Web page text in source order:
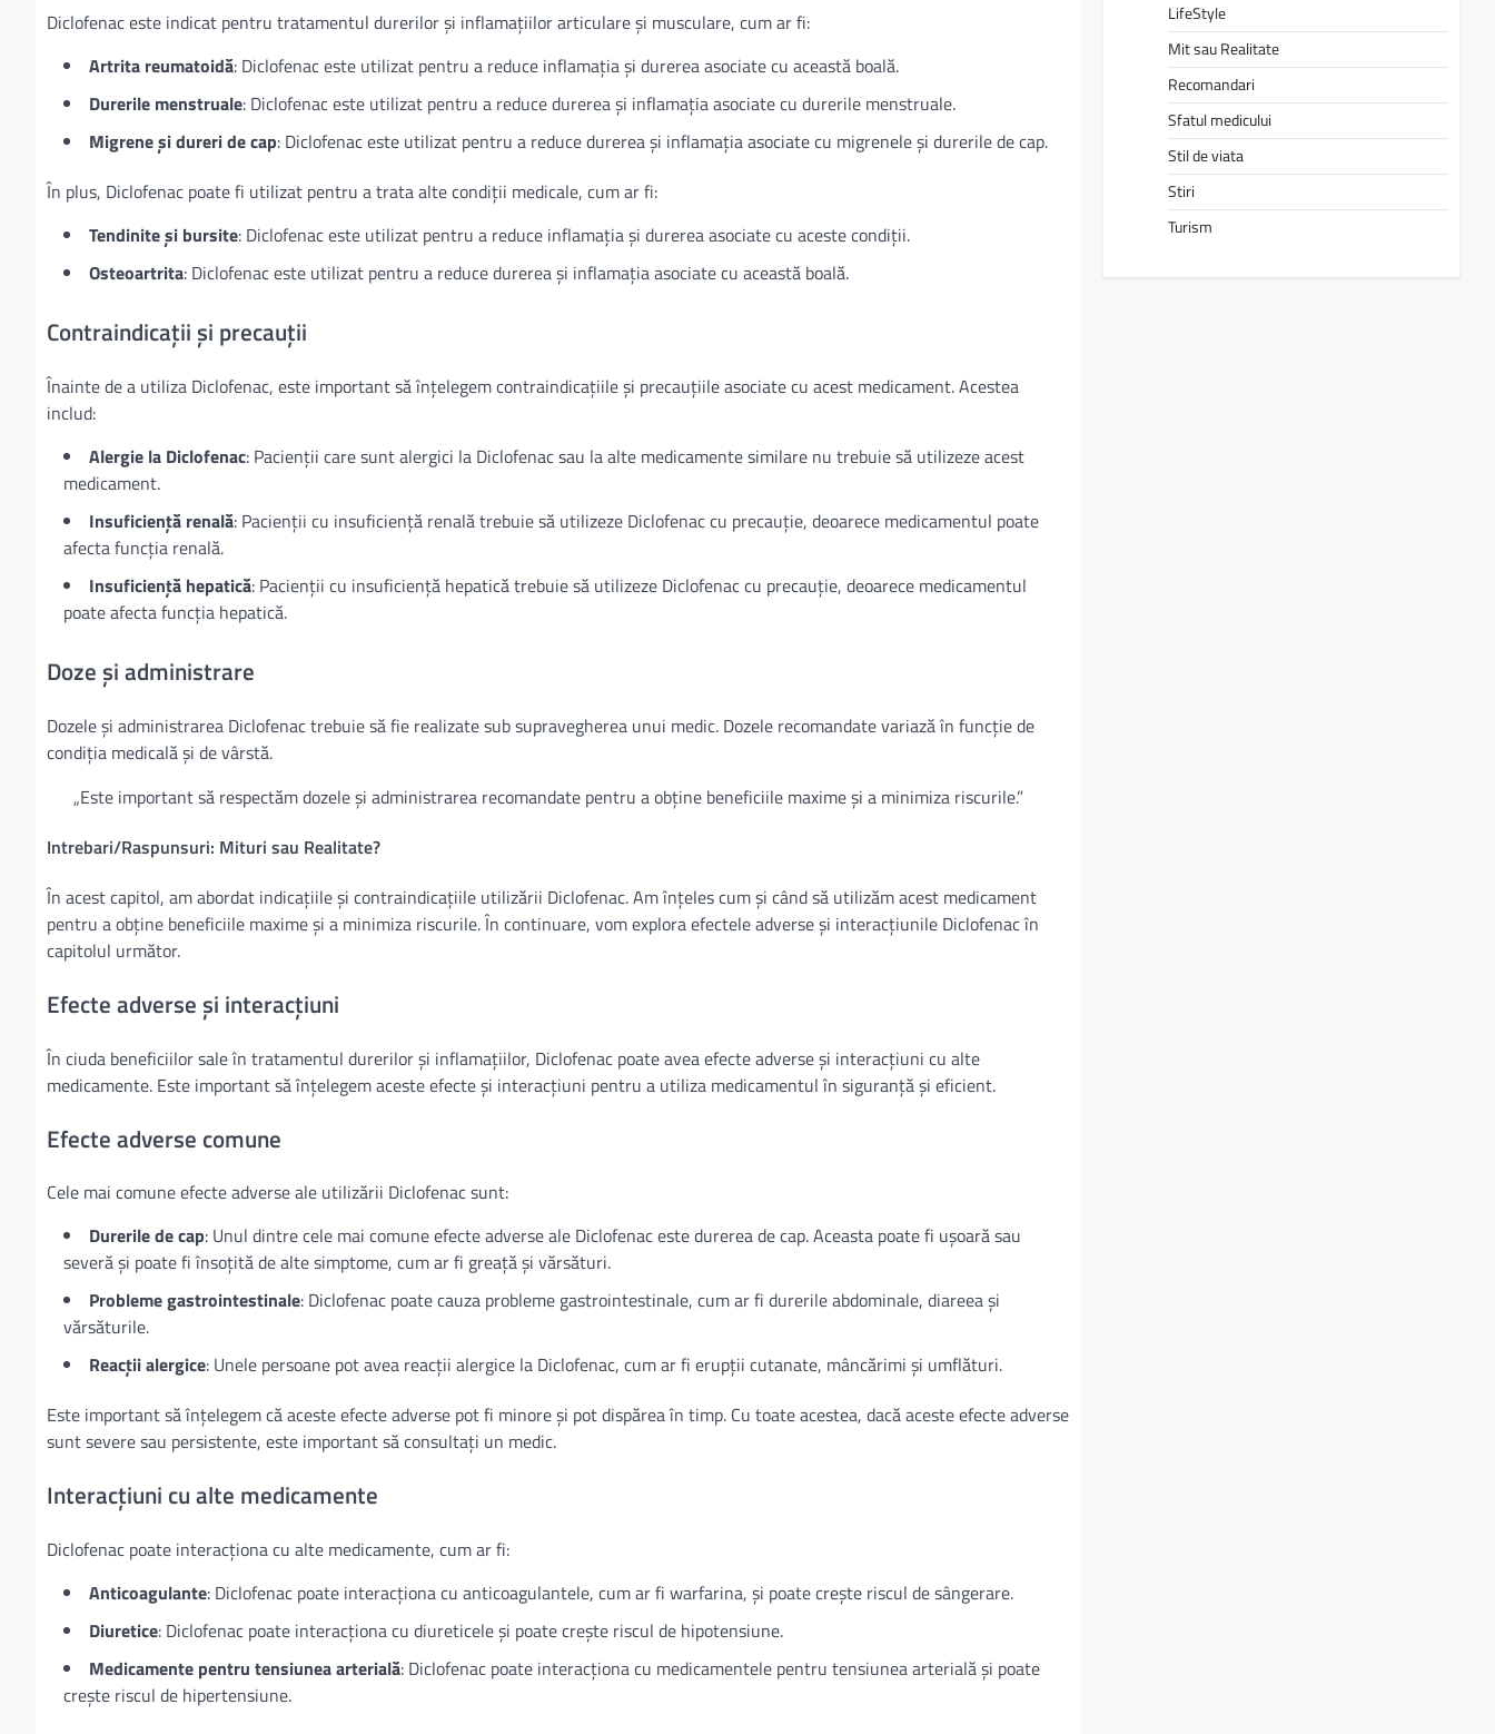
Diclofenac este indicat pentru tratamentul durerilor și inflamațiilor articulare și musculare, cum ar fi:
Artrita reumatoidă: Diclofenac este utilizat pentru a reduce inflamația și durerea asociate cu această boală.
Durerile menstruale: Diclofenac este utilizat pentru a reduce durerea și inflamația asociate cu durerile menstruale.
Migrene și dureri de cap: Diclofenac este utilizat pentru a reduce durerea și inflamația asociate cu migrenele și durerile de cap.
În plus, Diclofenac poate fi utilizat pentru a trata alte condiții medicale, cum ar fi:
Tendinite și bursite: Diclofenac este utilizat pentru a reduce inflamația și durerea asociate cu aceste condiții.
Osteoartrita: Diclofenac este utilizat pentru a reduce durerea și inflamația asociate cu această boală.
Contraindicații și precauții
Înainte de a utiliza Diclofenac, este important să înțelegem contraindicațiile și precauțiile asociate cu acest medicament. Acestea
includ:
Alergie la Diclofenac: Pacienții care sunt alergici la Diclofenac sau la alte medicamente similare nu trebuie să utilizeze acest
medicament.
Insuficiență renală: Pacienții cu insuficiență renală trebuie să utilizeze Diclofenac cu precauție, deoarece medicamentul poate
afecta funcția renală.
Insuficiență hepatică: Pacienții cu insuficiență hepatică trebuie să utilizeze Diclofenac cu precauție, deoarece medicamentul
poate afecta funcția hepatică.
Doze și administrare
Dozele și administrarea Diclofenac trebuie să fie realizate sub supravegherea unui medic. Dozele recomandate variază în funcție de
condiția medicală și de vârstă.
„Este important să respectăm dozele și administrarea recomandate pentru a obține beneficiile maxime și a minimiza riscurile.”
Intrebari/Raspunsuri: Mituri sau Realitate?
În acest capitol, am abordat indicațiile și contraindicațiile utilizării Diclofenac. Am înțeles cum și când să utilizăm acest medicament
pentru a obține beneficiile maxime și a minimiza riscurile. În continuare, vom explora efectele adverse și interacțiunile Diclofenac în
capitolul următor.
Efecte adverse și interacțiuni
În ciuda beneficiilor sale în tratamentul durerilor și inflamațiilor, Diclofenac poate avea efecte adverse și interacțiuni cu alte
medicamente. Este important să înțelegem aceste efecte și interacțiuni pentru a utiliza medicamentul în siguranță și eficient.
Efecte adverse comune
Cele mai comune efecte adverse ale utilizării Diclofenac sunt:
Durerile de cap: Unul dintre cele mai comune efecte adverse ale Diclofenac este durerea de cap. Aceasta poate fi ușoară sau
severă și poate fi însoțită de alte simptome, cum ar fi greață și vărsături.
Probleme gastrointestinale: Diclofenac poate cauza probleme gastrointestinale, cum ar fi durerile abdominale, diareea și
vărsăturile.
Reacții alergice: Unele persoane pot avea reacții alergice la Diclofenac, cum ar fi erupții cutanate, mâncărimi și umflături.
Este important să înțelegem că aceste efecte adverse pot fi minore și pot dispărea în timp. Cu toate acestea, dacă aceste efecte adverse
sunt severe sau persistente, este important să consultați un medic.
Interacțiuni cu alte medicamente
Diclofenac poate interacționa cu alte medicamente, cum ar fi:
Anticoagulante: Diclofenac poate interacționa cu anticoagulantele, cum ar fi warfarina, și poate crește riscul de sângerare.
Diuretice: Diclofenac poate interacționa cu diureticele și poate crește riscul de hipotensiune.
Medicamente pentru tensiunea arterială: Diclofenac poate interacționa cu medicamentele pentru tensiunea arterială și poate
crește riscul de hipertensiune.
LifeStyle
Mit sau Realitate
Recomandari
Sfatul medicului
Stil de viata
Stiri
Turism